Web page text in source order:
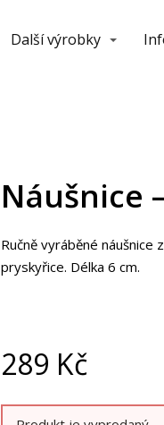
Další výrobky
Náušnice
Ručně vyráběné
pryskyřice. Délka 6 cm.
289 Kč